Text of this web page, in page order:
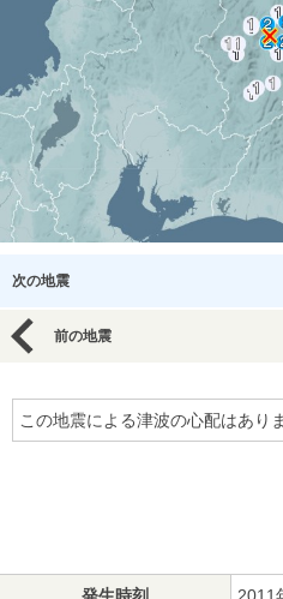
次の地震
前の地震
この地震による津波の心配はあり
発生時刻 2011